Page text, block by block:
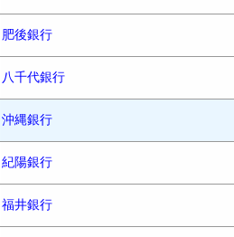
肥後銀行
八千代銀行
沖縄銀行
紀陽銀行
福井銀行